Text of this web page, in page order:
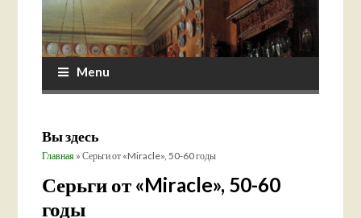
Menu
Вы здесь
Главная » Серьги от «Miracle», 50-60 годы
Серьги от «Miracle», 50-60
годы